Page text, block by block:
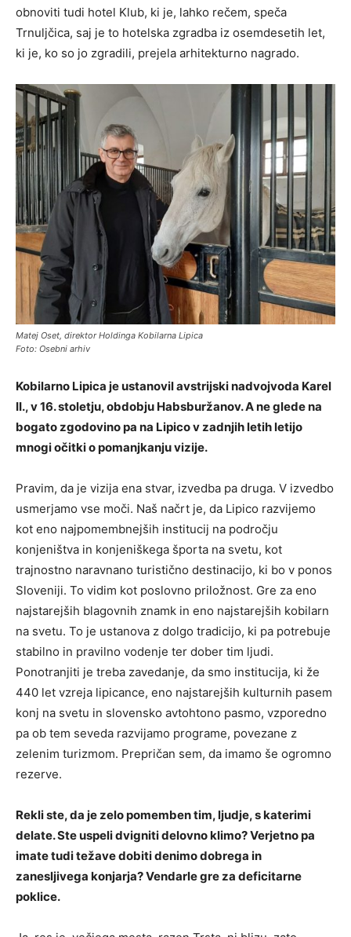
obnoviti tudi hotel Klub, ki je, lahko rečem, speča
Trnuljčica, saj je to hotelska zgradba iz osemdesetih let,
ki je, ko so jo zgradili, prejela arhitekturno nagrado.
Matej Oset, direktor Holdinga Kobilarna Lipica
Foto: Osebni arhiv
Kobilarno Lipica je ustanovil avstrijski nadvojvoda Karel
II., v 16. stoletju, obdobju Habsburžanov. A ne glede na
bogato zgodovino pa na Lipico v zadnjih letih letijo
mnogi očitki o pomanjkanju vizije.
Pravim, da je vizija ena stvar, izvedba pa druga. V izvedbo
usmerjamo vse moči. Naš načrt je, da Lipico razvijemo
kot eno najpomembnejših institucij na področju
konjeništva in konjeniškega športa na svetu, kot
trajnostno naravnano turistično destinacijo, ki bo v ponos
Sloveniji. To vidim kot poslovno priložnost. Gre za eno
najstarejših blagovnih znamk in eno najstarejših kobilarn
na svetu. To je ustanova z dolgo tradicijo, ki pa potrebuje
stabilno in pravilno vodenje ter dober tim ljudi.
Ponotranjiti je treba zavedanje, da smo institucija, ki že
440 let vzreja lipicance, eno najstarejših kulturnih pasem
konj na svetu in slovensko avtohtono pasmo, vzporedno
pa ob tem seveda razvijamo programe, povezane z
zelenim turizmom. Prepričan sem, da imamo še ogromno
rezerve.
Rekli ste, da je zelo pomemben tim, ljudje, s katerimi
delate. Ste uspeli dvigniti delovno klimo? Verjetno pa
imate tudi težave dobiti denimo dobrega in
zanesljivega konjarja? Vendarle gre za deficitarne
poklice.